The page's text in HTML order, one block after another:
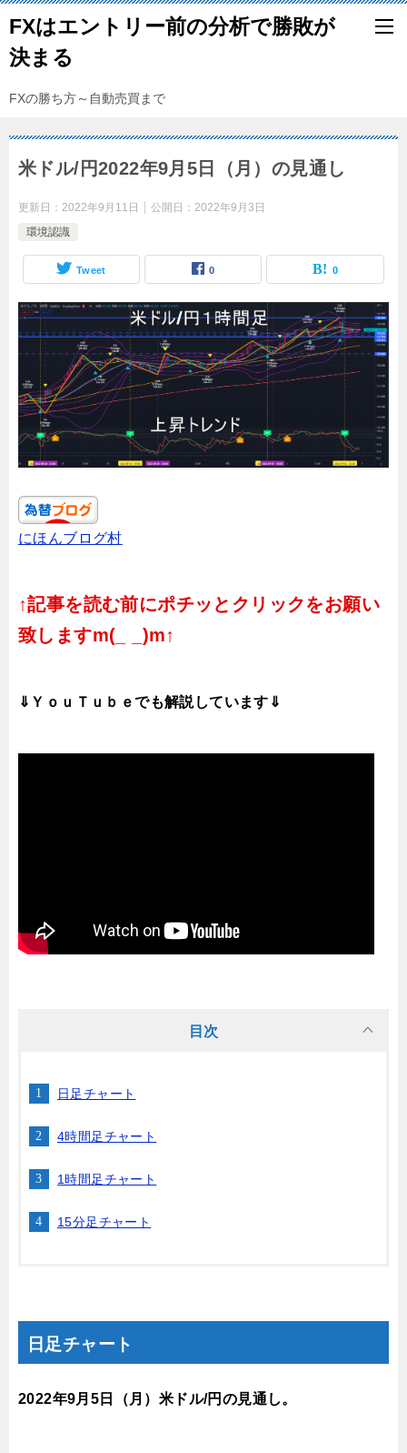
FXはエントリー前の分析で勝敗が
決まる
FXの勝ち方～自動売買まで
米ドル/円2022年9月5日（月）の見通し
更新日： 2022年9月11日 公開日： 2022年9月3日
環境認識
Tweet 0 0
にほんブログ村
↑記事を読む前にポチッとクリックをお願い
致しますm(_ _)m↑
⇓ＹｏｕＴｕｂｅでも解説しています⇓
目次
日足チャート
4時間足チャート
1時間足チャート
15分足チャート
日足チャート
2022年9月5 日（月 ）米ドル/円の見通し。